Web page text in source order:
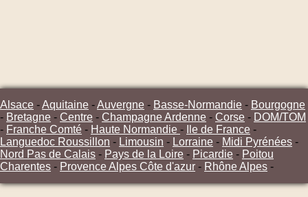
Alsace -Aquitaine -Auvergne - Basse-Normandie - Bourgogne
- Bretagne - Centre - Champagne Ardenne - Corse - DOM/TOM
- Franche Comté - Haute Normandie - Ile de France -
Languedoc Roussillon - Limousin - Lorraine - Midi Pyrénées -
Nord Pas de Calais - Pays de la Loire - Picardie - Poitou
Charentes - Provence Alpes Côte d'azur - Rhône Alpes -